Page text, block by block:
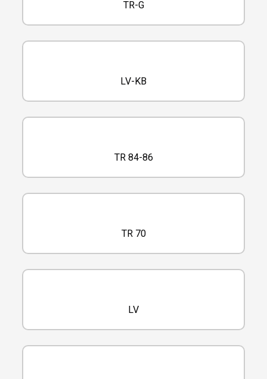
TR-G
LV-KB
TR 84-86
TR 70
LV